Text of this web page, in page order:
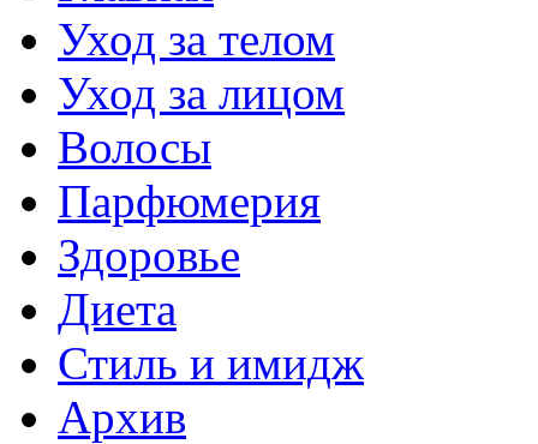
Уход за телом
Уход за лицом
Волосы
Парфюмерия
Здоровье
Диета
Стиль и имидж
Архив